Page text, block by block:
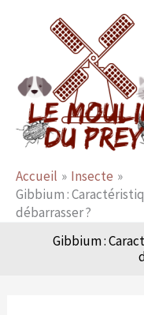
Accueil
Insecte
Gibbium :
débarrasser ?
Gibbium :